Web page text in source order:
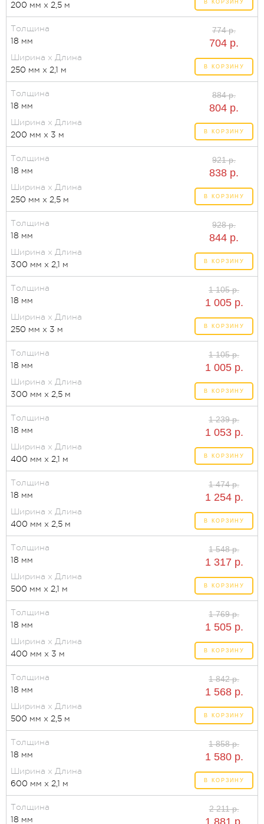
200 мм x 2,5 м В КОРЗИНУ
Толщина
18 мм
Ширина x Длина
250 мм x 2,1 м
774 р.
704 р.
В КОРЗИНУ
Толщина
18 мм
Ширина x Длина
200 мм x 3 м
884 р.
804 р.
В КОРЗИНУ
Толщина
18 мм
Ширина x Длина
250 мм x 2,5 м
921 р.
838 р.
В КОРЗИНУ
Толщина
18 мм
Ширина x Длина
300 мм x 2,1 м
928 р.
844 р.
В КОРЗИНУ
Толщина
18 мм
Ширина x Длина
250 мм x 3 м
1 105 р.
1 005 р.
В КОРЗИНУ
Толщина
18 мм
Ширина x Длина
300 мм x 2,5 м
1 105 р.
1 005 р.
В КОРЗИНУ
Толщина
18 мм
Ширина x Длина
400 мм x 2,1 м
1 239 р.
1 053 р.
В КОРЗИНУ
Толщина
18 мм
Ширина x Длина
400 мм x 2,5 м
1 474 р.
1 254 р.
В КОРЗИНУ
Толщина
18 мм
Ширина x Длина
500 мм x 2,1 м
1 548 р.
1 317 р.
В КОРЗИНУ
Толщина
18 мм
Ширина x Длина
400 мм x 3 м
1 769 р.
1 505 р.
В КОРЗИНУ
Толщина
18 мм
Ширина x Длина
500 мм x 2,5 м
1 842 р.
1 568 р.
В КОРЗИНУ
Толщина
18 мм
Ширина x Длина
600 мм x 2,1 м
1 858 р.
1 580 р.
В КОРЗИНУ
Толщина
18 мм
2 211 р.
1 881 р.